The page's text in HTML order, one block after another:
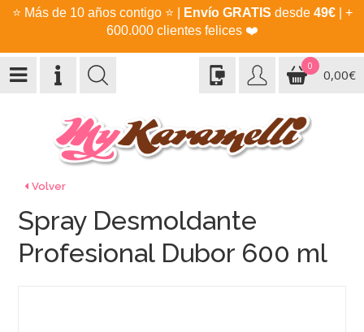
⭐ Más de 10 años contigo ⭐ Envío GRATIS desde 49€| +
600.000 clientes felices ❤️
0
0,00€
Volver
Spray Desmoldante
Profesional Dubor 600 ml